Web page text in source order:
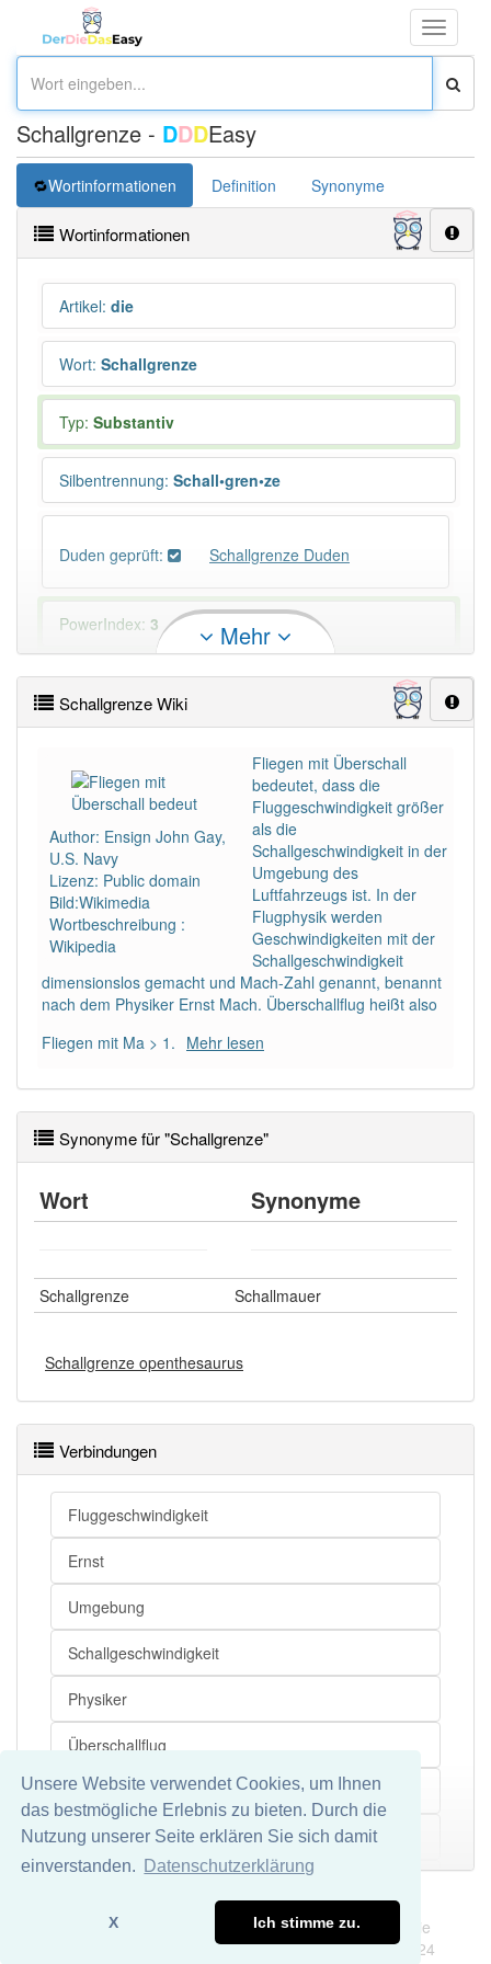
Unsere Website verwendet Cookies, um Ihnen
das bestmögliche Erlebnis zu bieten. Durch die
Nutzung unserer Seite erklären Sie sich damit
einverstanden.
Datenschutzerklärung
X Ich stimme zu.
Toggle
Schallgrenze - DDDEasy
Wortinformationen Definition Synonyme
Wortinformationen
Artikel: die
Wort: Schallgrenze
Typ: Substantiv
Silbentrennung: Schall•gren•ze
Duden geprüft: Schallgrenze Duden
PowerIndex: 3
Häufigkeit: 4 von 10
Wörter mit Endung-schallgrenzeaber mit einem
91% unserer Spielapp-Nutzer haben den Artikel
korrekt erraten.
Mehr
Schallgrenze Wiki
Author: Ensign John Gay,
U.S. Navy
Lizenz: Public domain
Bild:Wikimedia
Wortbeschreibung :
Wikipedia
Fliegen mit Überschall
bedeutet, dass die
Fluggeschwindigkeit größer
als die
Schallgeschwindigkeit in der
Umgebung des
Luftfahrzeugs ist. In der
Flugphysik werden
Geschwindigkeiten mit der
Schallgeschwindigkeit
dimensionslos gemacht und Mach-Zahl genannt, benannt
nach dem Physiker Ernst Mach. Überschallflug heißt also
Fliegen mit Ma > 1. Mehr lesen
Synonyme für "Schallgrenze"
Wort Synonyme
Schallgrenze Schallmauer
Schallgrenze openthesaurus
Verbindungen
Fluggeschwindigkeit
Ernst
Umgebung
Schallgeschwindigkeit
Physiker
Überschallflug
Luftfahrzeug
Geschwindigkeit Mehr
Datenschutz
Wir übernehmen keine Garantie und keine Haftung für die
Richtigkeit und Vollständigkeit dieser Seite. DDDEasy 2024